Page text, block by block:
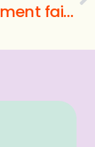
Comment faire un plan de son logement ?